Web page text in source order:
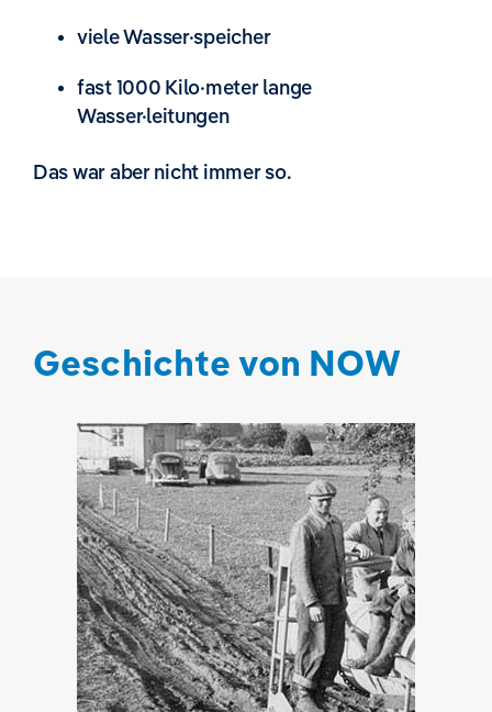
viele Wasser·speicher
fast 1000 Kilo·meter lange
Wasser·leitungen
Das war aber nicht immer so.
Geschichte von NOW